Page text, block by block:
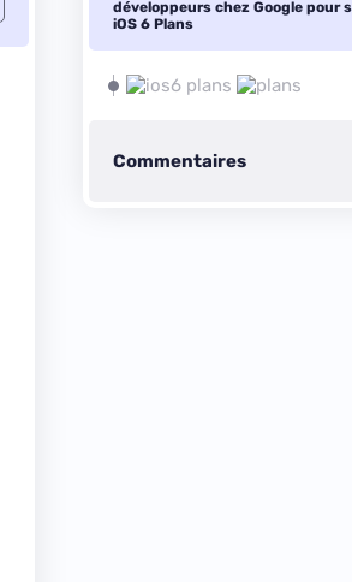
développeurs chez Google pour
iOS 6 Plans
Commentaires